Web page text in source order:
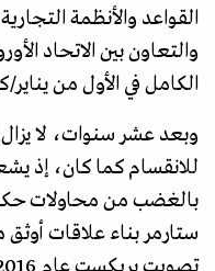
القواعد والأنظمة
والتعاون بين الاتحاد
الكامل في الأول من يناير/
وبعد عشر سنوات، لا
للانقسام كما كان، إذ
بالغضب من محاولات
ستارمر بناء علاقات أوثق